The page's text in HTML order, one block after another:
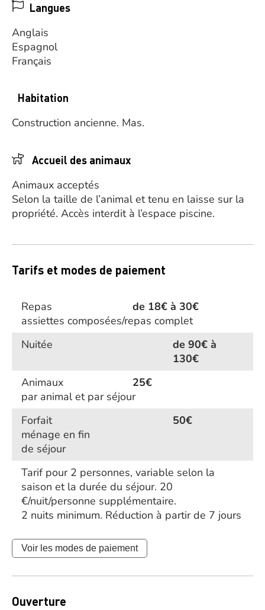
Langues
Anglais
Espagnol
Français
Habitation
Construction ancienne. Mas.
Accueil des animaux
Animaux acceptés
Selon la taille de l’animal et tenu en laisse sur la
propriété. Accès interdit à l’espace piscine.
Tarifs et modes de paiement
Repas
de 18€ à 30€
assiettes composées/repas complet
Nuitée
de 90€ à
130€
Animaux
25€
par animal et par séjour
Forfait
ménage en fin
de séjour
50€
Tarif pour 2 personnes, variable selon la
saison et la durée du séjour. 20
€/nuit/personne supplémentaire.
2 nuits minimum. Réduction à partir de 7 jours
Voir les modes de paiement
Ouverture